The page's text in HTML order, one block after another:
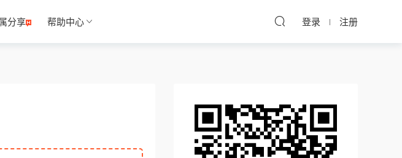
分享 帮助中心 登录 注册